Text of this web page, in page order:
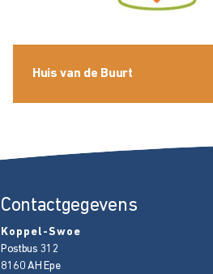
Huis van de Buurt
Contactgegevens
Koppel-Swoe
Postbus 312
8160 AH Epe